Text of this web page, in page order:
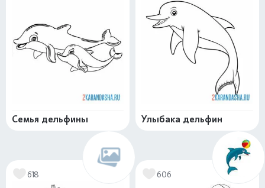
Семья дельфины Улыбака дельфин
618 606